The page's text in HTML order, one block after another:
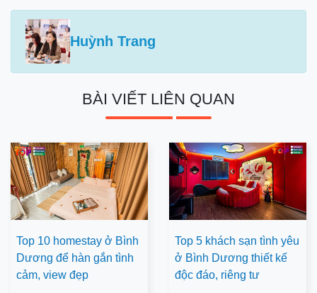
Huỳnh Trang
BÀI VIẾT LIÊN QUAN
Top 10 homestay ở Bình
Dương để hàn gắn tình
cảm, view đẹp
Top 5 khách sạn tình yêu
ở Bình Dương thiết kế
độc đáo, riêng tư